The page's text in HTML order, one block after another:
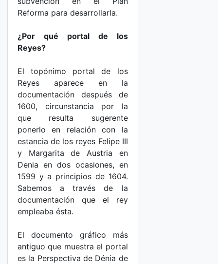
Reforma para desarrollarla.
¿Por qué portal de los
Reyes?
El topónimo portal de los
Reyes aparece en la
documentación después de
1600, circunstancia por la
que resulta sugerente
ponerlo en relación con la
estancia de los reyes Felipe III
y Margarita de Austria en
Denia en dos ocasiones, en
1599 y a principios de 1604.
Sabemos a través de la
documentación que el rey
empleaba ésta.
El documento gráfico más
antiguo que muestra el portal
es la Perspectiva de Dénia de